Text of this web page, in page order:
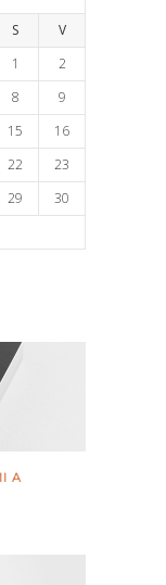
S
V
1
2
8
9
15
16
22
23
29
30
A